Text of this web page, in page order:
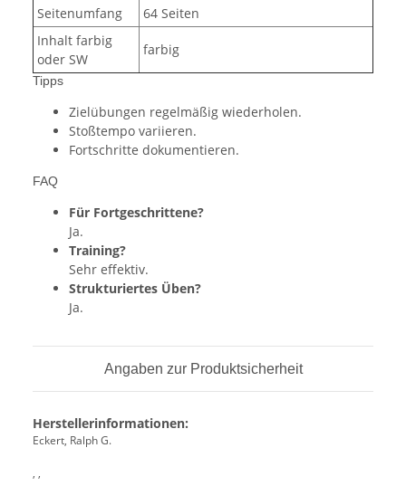
Seitenumfang
64 Seiten
Inhalt farbig
oder SW
farbig
Tipps
Zielübungen regelmäßig wiederholen.
Stoßtempo variieren.
Fortschritte dokumentieren.
FAQ
Für Fortgeschrittene?
Ja.
Training?
Sehr effektiv.
Strukturiertes Üben?
Ja.
Angaben zur Produktsicherheit
Herstellerinformationen:
Eckert, Ralph G.
, ,